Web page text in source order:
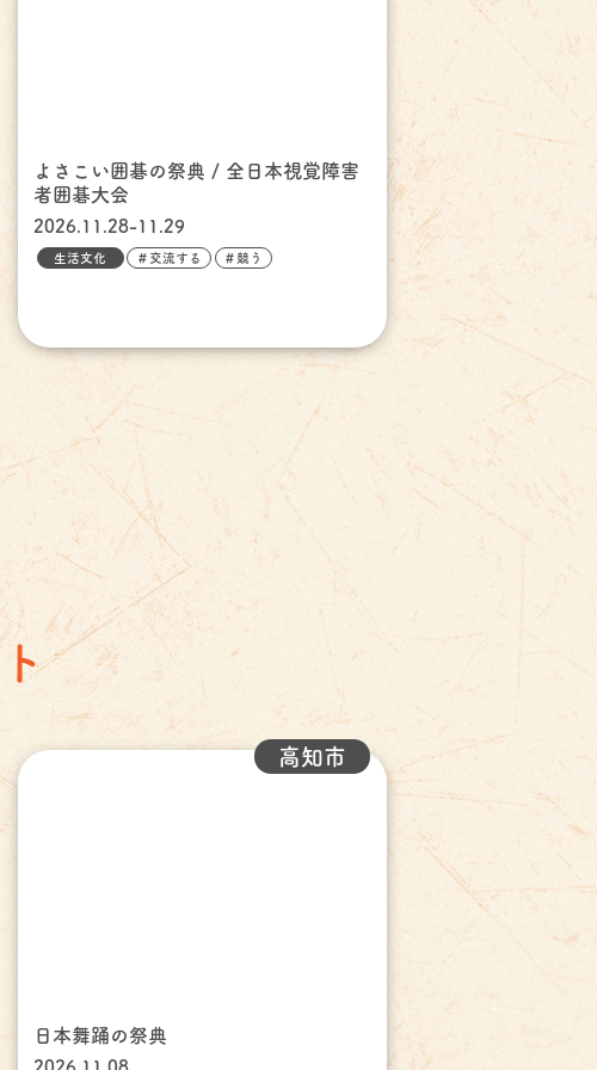
よさこい囲碁の祭典 / 全日本視覚障害
者囲碁大会
2026.11.28-11.29
生活文化 ＃交流する ＃競う
日本舞踊の祭典
高知市